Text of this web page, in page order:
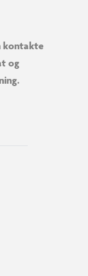
kontakte
og